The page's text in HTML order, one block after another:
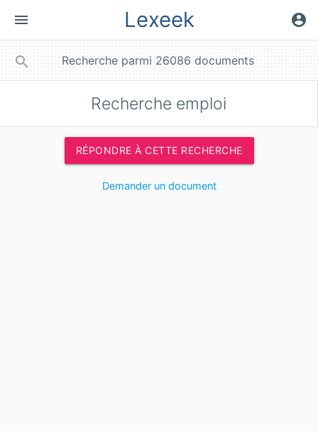
menu Lexeek account_circle
search
Recherche emploi
RÉPONDRE À CETTE RECHERCHE
Demander un document